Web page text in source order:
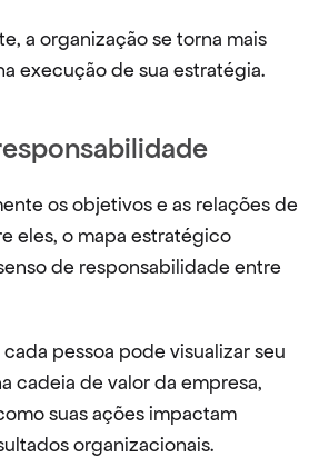
a organização se torna mais
execução de sua estratégia.
os objetivos e as relações de
eles, o mapa estratégico
de responsabilidade entre
pessoa pode visualizar seu
cadeia de valor da empresa,
suas ações impactam
organizacionais.